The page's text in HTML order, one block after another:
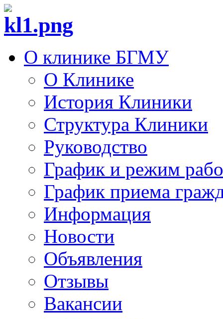
О клинике БГМУ
О Клинике
История Клиники
Структура Клиники
Руководство
График и режим
График приема
Информация
Новости
Объявления
Отзывы
Вакансии